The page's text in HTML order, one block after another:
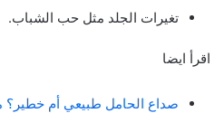
تغيرات الجلد مثل حب الشباب.
اقرأ ايضا